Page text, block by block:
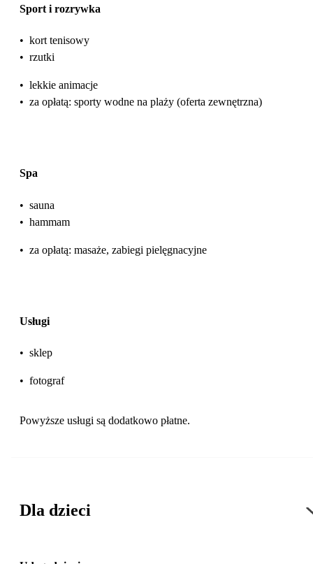
Sport i rozrywka
• kort tenisowy
• rzutki
• lekkie animacje
• za opłatą: sporty wodne na plaży (oferta zewnętrzna)
Spa
• sauna
• hammam
• za opłatą: masaże, zabiegi pielęgnacyjne
Usługi
• sklep
• fotograf
Powyższe usługi są dodatkowo płatne.
Dla dzieci